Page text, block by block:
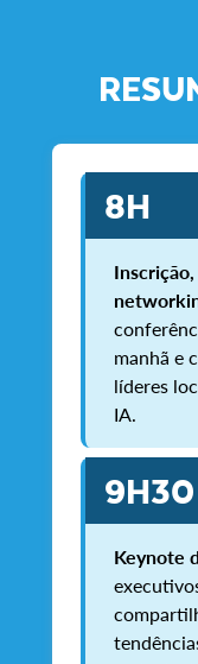
8H
manhã e
líderes
IA.
9H30
Keynote